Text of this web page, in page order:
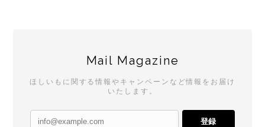
Mail Magazine
ほしいもに関する情報やキャンペーンなど情報をお届け
いたします。
登録